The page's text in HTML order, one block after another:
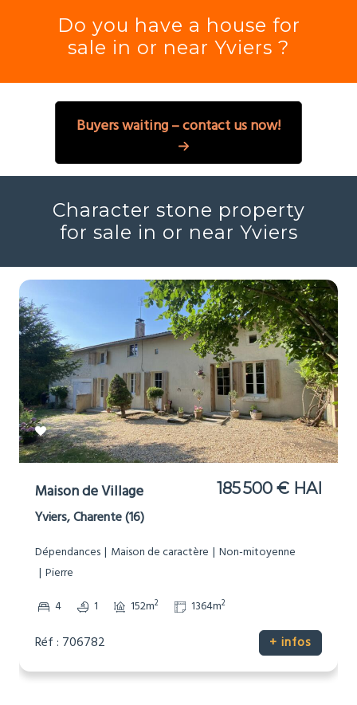
Do you have a house for
sale in or near Yviers ?
Buyers waiting – contact us now!
Character stone property
for sale in or near Yviers
Maison de Village 185 500 € HAI
Yviers, Charente (16)
Dépendances Maison de caractère
Non-mitoyenne
Pierre
4
1 152m2 1364m2
Réf : 706782 + infos